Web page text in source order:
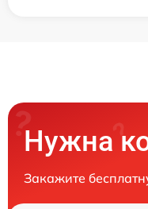
Нужна
Закажите